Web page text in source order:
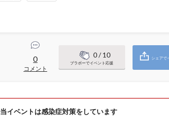
0
コメント
0/ 10
ブラボーでイベント応援
シェアで
当イベントは感染症対策をしています